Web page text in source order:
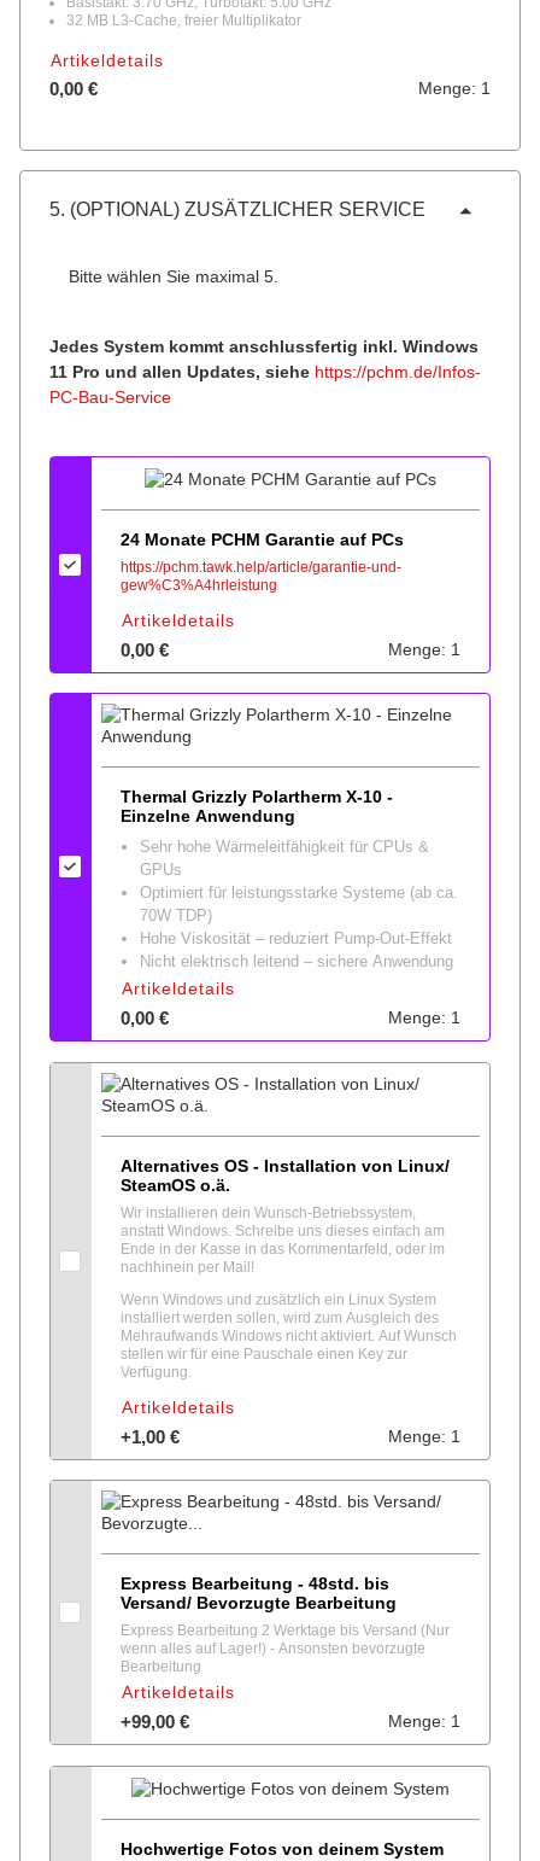
32 MB L3-Cache, freier Multiplikator
Artikeldetails
0,00 € Menge: 1
5. (OPTIONAL) ZUSÄTZLICHER SERVICE
Bitte wählen Sie maximal 5.
Jedes System kommt anschlussfertig inkl. Windows
11 Pro und allen Updates, siehe https://pchm.de/Infos-
PC-Bau-Service
24 Monate PCHM Garantie auf PCs
https://pchm.tawk.help/article/garantie-und-
gew%C3%A4hrleistung
Artikeldetails
0,00 € Menge: 1
Thermal Grizzly Polartherm X-10 -
Einzelne Anwendung
Sehr hohe Wärmeleitfähigkeit für CPUs &
GPUs
Optimiert für leistungsstarke Systeme (ab ca.
70W TDP)
Hohe Viskosität – reduziert Pump-Out-Effekt
Nicht elektrisch leitend – sichere Anwendung
Artikeldetails
0,00 € Menge: 1
Alternatives OS - Installation von Linux/
SteamOS o.ä.
Wir installieren dein Wunsch-Betriebssystem,
anstatt Windows. Schreibe uns dieses einfach am
Ende in der Kasse in das Kommentarfeld, oder im
nachhinein per Mail!
Wenn Windows und zusätzlich ein Linux System
installiert werden sollen, wird zum Ausgleich des
Mehraufwands Windows nicht aktiviert. Auf Wunsch
stellen wir für eine Pauschale einen Key zur
Verfügung.
Artikeldetails
+1,00 € Menge: 1
Express Bearbeitung - 48std. bis
Versand/ Bevorzugte Bearbeitung
Express Bearbeitung 2 Werktage bis Versand (Nur
wenn alles auf Lager!) - Ansonsten bevorzugte
Bearbeitung
Artikeldetails
+99,00 € Menge: 1
Hochwertige Fotos von deinem System